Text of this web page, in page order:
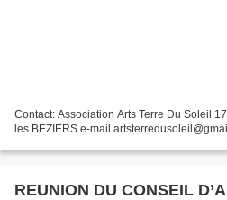
Contact: Association Arts Terre Du Soleil
les BEZIERS e-mail
REUNION DU CONSEIL